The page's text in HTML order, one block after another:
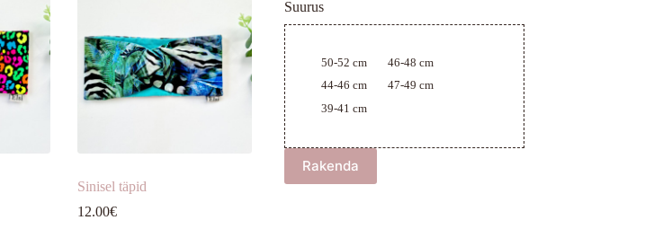
Sinisel täpid
12.00€
Suurus
Suurus
50-52 cm
46-48 cm
44-46 cm
47-49 cm
39-41 cm
Rakenda